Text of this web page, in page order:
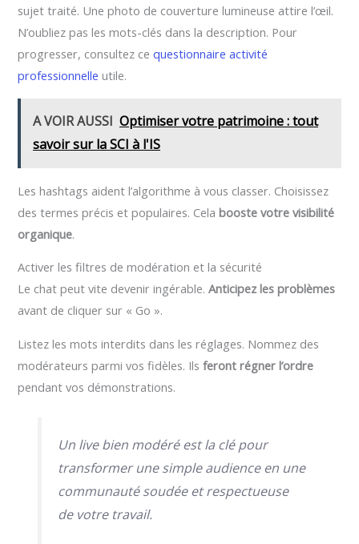
sujet traité. Une photo de couverture lumineuse attire l’œil.
N’oubliez pas les mots-clés dans la description. Pour
progresser, consultez cequestionnaire activité
professionnelle utile.
A VOIR AUSSI Optimiser votre patrimoine : tout
savoir sur la SCI à l'IS
Les hashtags aident l’algorithme à vous classer. Choisissez
des termes précis et populaires. Celabooste votre visibilité
organique.
Activer les filtres de modération et la sécurité
Le chat peut vite devenir ingérable.Anticipez les problèmes
avant de cliquer sur « Go ».
Listez les mots interdits dans les réglages. Nommez des
modérateurs parmi vos fidèles. Ilsferont régner l’ordre
pendant vos démonstrations.
Un live bien modéré est la clé pour
transformer une simple audience en une
communauté soudée et respectueuse
de votre travail.